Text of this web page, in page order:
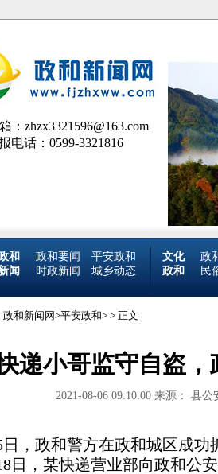
：zhzx3321596@163.com
电话：0599-3321816
和 政和要闻
平安政和
闻
时政新闻 城乡动态
文化
政
政和
民
政和新闻网>平安政和> > 正文
递小哥监守自盗
2021-08-06 09:10:00 来源： 县公
日，政和警方在政和城区成
日，某快递营业部向政和公